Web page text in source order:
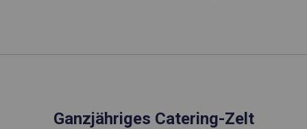
Ganzjähriges Catering-Zelt